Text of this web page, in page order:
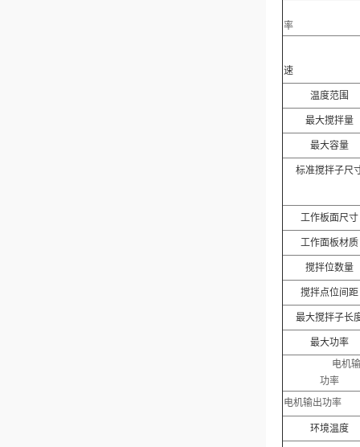
率
速
温度范围
最大搅拌量
最大容量
标准搅拌子尺
工作板面尺寸
工作面板材质
搅拌位数量
搅拌点位间距
最大搅拌子长
最大功率
电机
功率
电机输出功率
环境温度